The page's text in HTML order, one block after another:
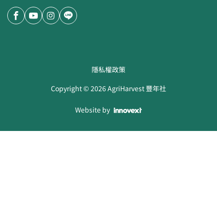
隱私權政策
Copyright ©2026AgriHarvest 豐年社
Website by